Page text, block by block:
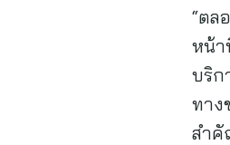
“ตล
หน้า
บริก
ทาง
สำคั